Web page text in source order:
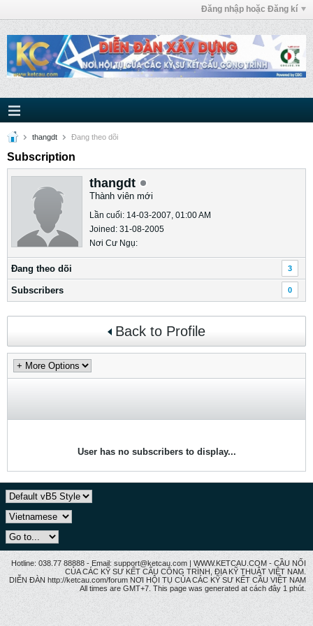
Đăng nhập hoặc Đăng kí
thangdt Ðang theo dõi
Subscription
thangdt
Thành viên mới
Lần cuối: 14-03-2007, 01:00 AM
Joined: 31-08-2005
Nơi Cư Ngụ:
Ðang theo dõi 3
Subscribers 0
Back to Profile
User has no subscribers to display...
Hotline: 038.77 88888 - Email: support@ketcau.com | WWW.KETCAU.COM - CẦU NỐI
CỦA CÁC KỸ SƯ KẾT CẤU CÔNG TRÌNH, ĐỊA KỸ THUẬT VIỆT NAM.
DIỄN ĐÀN http://ketcau.com/forum NƠI HỘI TỤ CỦA CÁC KỸ SƯ KẾT CÂU VIỆT NAM
All times are GMT+7. This page was generated at cách đây 1 phút.